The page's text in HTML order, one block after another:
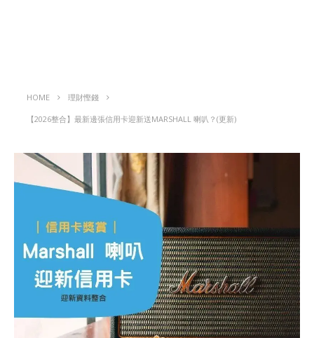
HOME 理財慳錢
【2026整合】最新邊張信用卡迎新送MARSHALL 喇叭？(更新)